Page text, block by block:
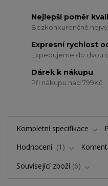
Nejlepší poměr
Bezkonkurenčně
Expresní rychlost
Expedujeme do dvou
Dárek k nákupu
Při nákupu nad 799Kč
Kompletní specifikace
Hodnocení
1
Související zboží 6